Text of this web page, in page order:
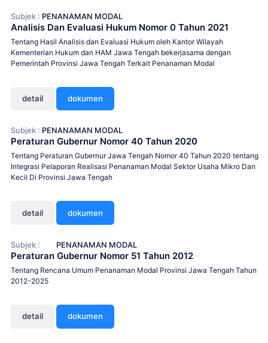
Subjek : PENANAMAN MODAL
Analisis Dan Evaluasi Hukum Nomor 0 Tahun 2021
Tentang Hasil Analisis dan Evaluasi Hukum oleh Kantor Wilayah
Kementerian Hukum dan HAM Jawa Tengah bekerjasama dengan
Pemerintah Provinsi Jawa Tengah Terkait Penanaman Modal
detail dokumen
Subjek : PENANAMAN MODAL
Peraturan Gubernur Nomor 40 Tahun 2020
Tentang Peraturan Gubernur Jawa Tengah Nomor 40 Tahun 2020 tentang
Integrasi Pelaporan Realisasi Penanaman Modal Sektor Usaha Mikro Dan
Kecil Di Provinsi Jawa Tengah
detail dokumen
Subjek : PENANAMAN MODAL
Peraturan Gubernur Nomor 51 Tahun 2012
Tentang Rencana Umum Penanaman Modal Provinsi Jawa Tengah Tahun
2012-2025
detail dokumen